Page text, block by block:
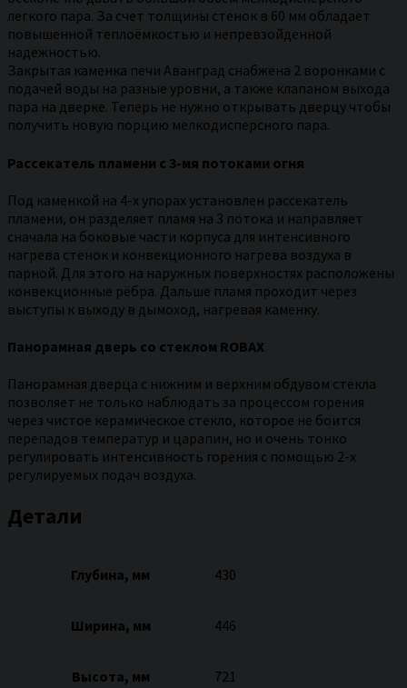
легкого пара. За счет толщины стенок в 60 мм обладает
повышенной теплоёмкостью и непревзойденной
надежностью.
Закрытая каменка печи Аванград снабжена 2 воронками с
подачей воды на разные уровни, а также клапаном выхода
пара на дверке. Теперь не нужно открывать дверцу чтобы
получить новую порцию мелкодисперсного пара.
Рассекатель пламени с 3-мя потоками огня
Под каменкой на 4-х упорах установлен рассекатель
пламени, он разделяет пламя на 3 потока и направляет
сначала на боковые части корпуса для интенсивного
нагрева стенок и конвекционного нагрева воздуха в
парной. Для этого на наружных поверхностях расположены
конвекционные рёбра. Дальше пламя проходит через
выступы к выходу в дымоход, нагревая каменку.
Панорамная дверь со стеклом ROBAX
Панорамная дверца с нижним и верхним обдувом стекла
позволяет не только наблюдать за процессом горения
через чистое керамическое стекло, которое не боится
перепадов температур и царапин, но и очень тонко
регулировать интенсивность горения с помощью 2-х
регулируемых подач воздуха.
Детали
Глубина, мм 430
Ширина, мм 446
Высота, мм 721